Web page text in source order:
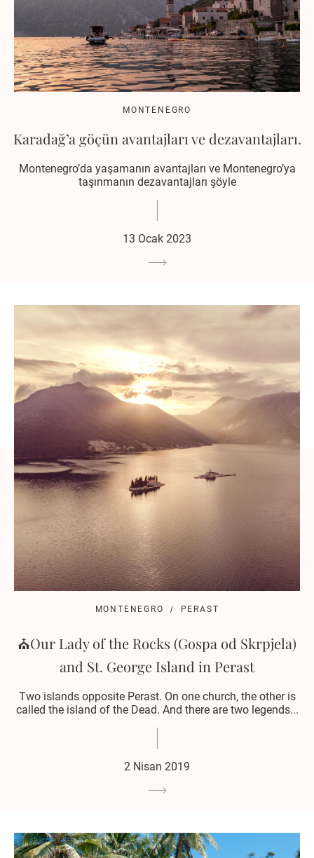
MONTENEGRO
Karadağ’a göçün avantajları ve dezavantajları.
Montenegro’da yaşamanın avantajları ve Montenegro’ya
taşınmanın dezavantajları şöyle
13 Ocak 2023
MONTENEGRO PERAST
⛪️Our Lady of the Rocks (Gospa od Skrpjela)
and St. George Island in Perast
Two islands opposite Perast. On one church, the other is
called the island of the Dead. And there are two legends...
2 Nisan 2019